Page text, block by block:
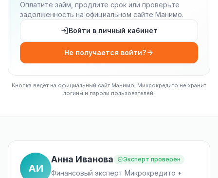
Оплатите займ, продлите срок или проверьте
задолженность на официальном сайте Манимо.
Войти в личный кабинет
Не получается войти?
Кнопка ведёт на официальный сайт Манимо. Микрокредито не хранит
логины и пароли пользователей.
АИ
Анна Иванова Эксперт проверен
Финансовый эксперт Микрокредито •